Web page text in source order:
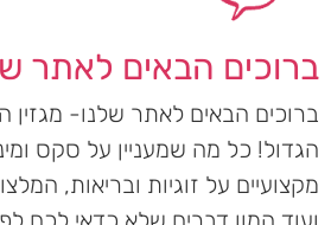
ברוכים הבאים לאתר
ברוכים הבאים לאתר שלנו- מגזין
הגדול! כל מה שמעניין על סקס
מקצועיים על זוגיות ובריאות,